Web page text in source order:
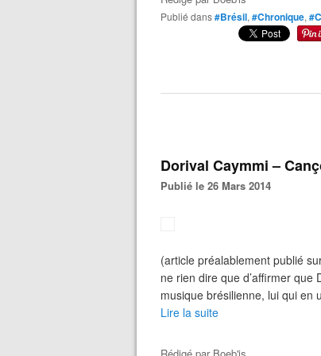
Publié dans#Brésil, #Chronique,
Dorival Caymmi –
Publié le 26 Mars 2014
(article préalablement publié
ne rien dire que d’affirmer que
musique brésilienne, lui qui en
Lire la suite